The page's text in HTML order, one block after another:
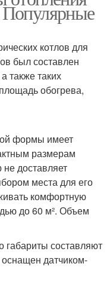
Популярные
котлов для
был составлен
также таких
обогрева,
формы имеет
размерам
доставляет
места для его
комфортную
до 60 м². Объем
габариты составляют
датчиком-